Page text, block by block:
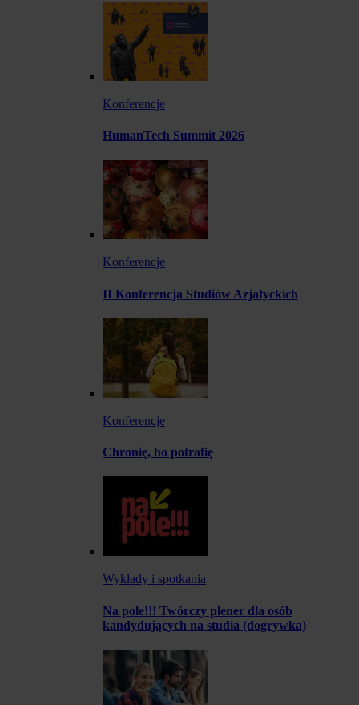
Konferencje
HumanTech Summit 2026
Konferencje
II Konferencja Studiów Azjatyckich
Konferencje
Chronię, bo potrafię
Wykłady i spotkania
Na pole!!! Twórczy plener dla osób
kandydujących na studia (dogrywka)